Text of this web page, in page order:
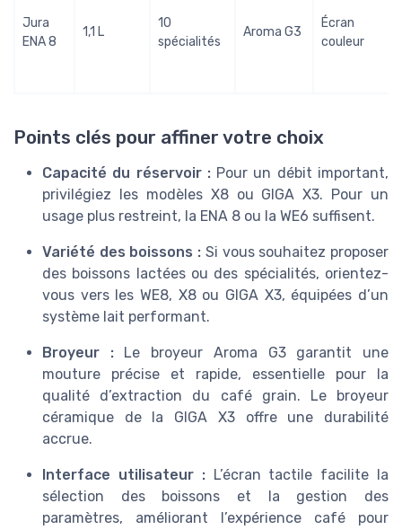
Jura
ENA 8
1,1 L
10
spécialités
Aroma G3
Écran
couleur
Points clés pour affiner votre choix
Capacité du réservoir :Pour un débit important,
privilégiez les modèles X8 ou GIGA X3. Pour un
usage plus restreint, la ENA 8 ou la WE6 suffisent.
Variété des boissons : Si vous souhaitez proposer
des boissons lactées ou des spécialités, orientez-
vous vers les WE8, X8 ou GIGA X3, équipées d’un
système lait performant.
Broyeur :Le broyeur Aroma G3 garantit une
mouture précise et rapide, essentielle pour la
qualité d’extraction du café grain. Le broyeur
céramique de la GIGA X3 offre une durabilité
accrue.
Interface utilisateur :L’écran tactile facilite la
sélection des boissons et la gestion des
paramètres, améliorant l’expérience café pour